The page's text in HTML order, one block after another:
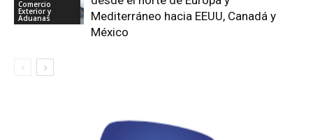
Comercio
Exterior y
Aduanas
Mediterráneo hacia EEUU, Canadá y
México